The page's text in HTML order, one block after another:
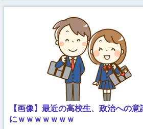
【画像】最近の高校生、政治への
にｗｗｗｗｗｗｗ